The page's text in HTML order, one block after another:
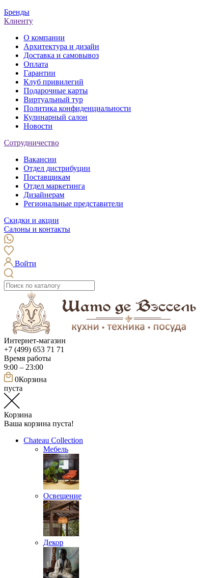
Бренды
Клиенту
О компании
Архитектура и дизайн
Доставка и самовывоз
Оплата
Гарантии
Клуб привилегий
Подарочные карты
Виртуальный тур
Политика конфиденциальности
Кулинарный салон
Новости
Сотрудничество
Вакансии
Отдел дистрибуции
Поставщикам
Отдел маркетинга
Дизайнерам
Региональные представители
Скидки и акции
Салоны и контакты
Войти
Интернет-магазин
+7 (499) 653 71 71
Время работы
9:00 – 23:00
0Корзина
пуста
Корзина
Ваша корзина пуста!
Chateau Collection
Мебель
Освещение
Декор